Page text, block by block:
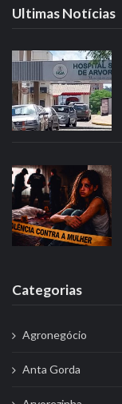
Ultimas Notícias
Categorias
Agronegócio
Anta Gorda